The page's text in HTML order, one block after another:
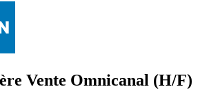
Vente Omnicanal (H/F)